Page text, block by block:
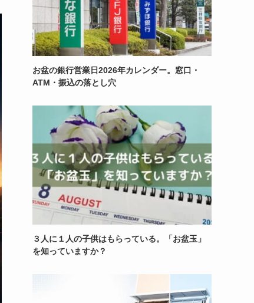
お盆の銀行営業日2026年カレンダー。窓口・
ATM・振込の落とし穴
３人に１人の子供はもらっている。「お盆玉」
を知っていますか？